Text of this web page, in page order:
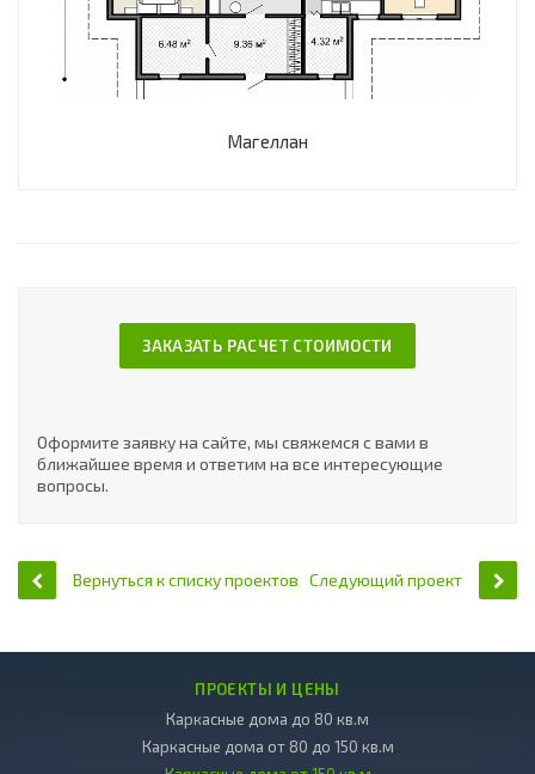
Магеллан
ЗАКАЗАТЬ РАСЧЕТ СТОИМОСТИ
Оформите заявку на сайте, мы свяжемся с вами в
ближайшее время и ответим на все интересующие
вопросы.
Вернуться к списку проектов Следующий проект
ПРОЕКТЫ И ЦЕНЫ
Каркасные дома до 80 кв.м
Каркасные дома от 80 до 150 кв.м